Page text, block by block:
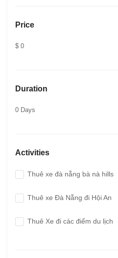
Price
$ 0
Duration
0 Days
Activities
Thuê xe đà nẵng bà nà hills
Thuê xe Đà Nẵng đi Hội An
Thuê Xe đi các điểm du lịch